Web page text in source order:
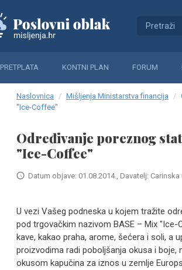
PRETPLATA KONTNI PLAN FORUM
Naslovnica Mišljenja Ministarstva financija
"Ice-Coffee"
Određivanje poreznog
"Ice-Coffee"
Datum objave: 01.08.2014., Davatelj:
U vezi Vašeg podneska u kojem tražite
pod trgovačkim nazivom BASE – Mix
kave, kakao praha, arome, šećera i soli, a
proizvodima radi poboljšanja okusa i boje,
okusom kapučina za iznos u zemlje